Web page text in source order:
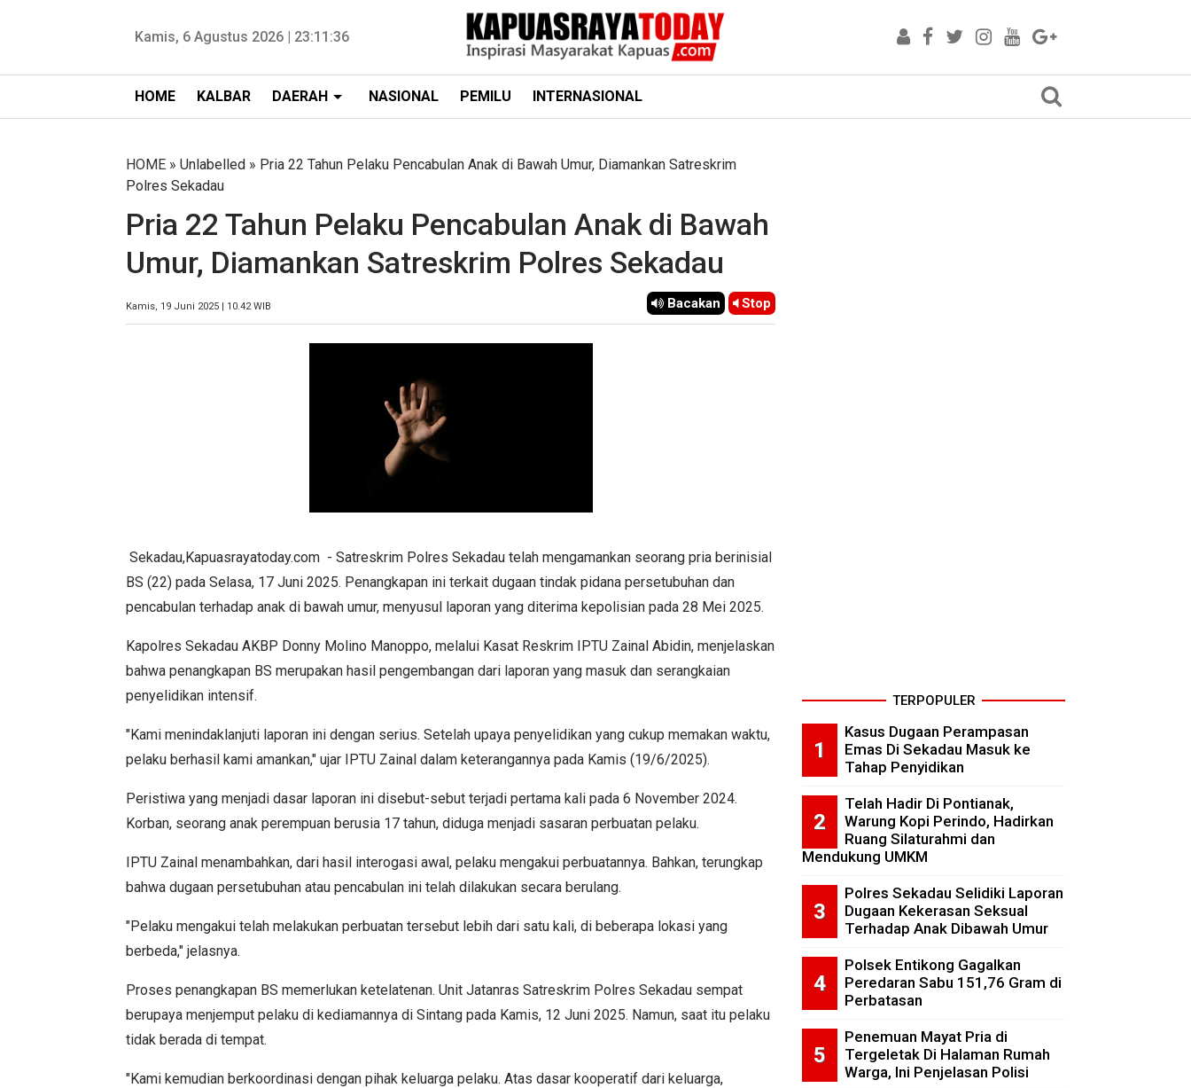
Kamis, 6 Agustus 2026 | 23:11:36
HOME KALBAR DAERAH NASIONAL PEMILU INTERNASIONAL
HOME » Unlabelled » Pria 22 Tahun Pelaku Pencabulan Anak di Bawah Umur, Diamankan Satreskrim
Polres Sekadau
Pria 22 Tahun Pelaku Pencabulan Anak di Bawah
Umur, Diamankan Satreskrim Polres Sekadau
Kamis, 19 Juni 2025 | 10.42 WIB Bacakan Stop
Sekadau,Kapuasrayatoday.com - Satreskrim Polres Sekadau telah mengamankan seorang pria berinisial
BS (22) pada Selasa, 17 Juni 2025. Penangkapan ini terkait dugaan tindak pidana persetubuhan dan
pencabulan terhadap anak di bawah umur, menyusul laporan yang diterima kepolisian pada 28 Mei 2025.
Kapolres Sekadau AKBP Donny Molino Manoppo, melalui Kasat Reskrim IPTU Zainal Abidin, menjelaskan
bahwa penangkapan BS merupakan hasil pengembangan dari laporan yang masuk dan serangkaian
penyelidikan intensif.
"Kami menindaklanjuti laporan ini dengan serius. Setelah upaya penyelidikan yang cukup memakan waktu,
pelaku berhasil kami amankan," ujar IPTU Zainal dalam keterangannya pada Kamis (19/6/2025).
Peristiwa yang menjadi dasar laporan ini disebut-sebut terjadi pertama kali pada 6 November 2024.
Korban, seorang anak perempuan berusia 17 tahun, diduga menjadi sasaran perbuatan pelaku.
IPTU Zainal menambahkan, dari hasil interogasi awal, pelaku mengakui perbuatannya. Bahkan, terungkap
bahwa dugaan persetubuhan atau pencabulan ini telah dilakukan secara berulang.
"Pelaku mengakui telah melakukan perbuatan tersebut lebih dari satu kali, di beberapa lokasi yang
berbeda," jelasnya.
Proses penangkapan BS memerlukan ketelatenan. Unit Jatanras Satreskrim Polres Sekadau sempat
berupaya menjemput pelaku di kediamannya di Sintang pada Kamis, 12 Juni 2025. Namun, saat itu pelaku
tidak berada di tempat.
"Kami kemudian berkoordinasi dengan pihak keluarga pelaku. Atas dasar kooperatif dari keluarga,
TERPOPULER
Kasus Dugaan Perampasan
Emas Di Sekadau Masuk ke
Tahap Penyidikan
Telah Hadir Di Pontianak,
Warung Kopi Perindo, Hadirkan
Ruang Silaturahmi dan
Mendukung UMKM
Polres Sekadau Selidiki Laporan
Dugaan Kekerasan Seksual
Terhadap Anak Dibawah Umur
Polsek Entikong Gagalkan
Peredaran Sabu 151,76 Gram di
Perbatasan
Penemuan Mayat Pria di
Tergeletak Di Halaman Rumah
Warga, Ini Penjelasan Polisi